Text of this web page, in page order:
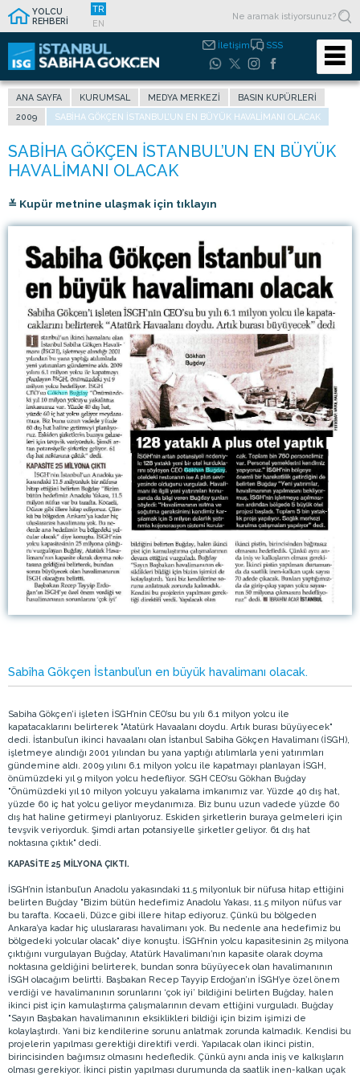
YOLCU
REHBERİ
TR
EN
İletişim SSS
ANA SAYFA KURUMSAL MEDYA MERKEZI
BASIN KUPÜRLERI
2009
SABIHA GÖKÇEN İSTANBUL’UN EN BÜYÜK HAVALIMANI OLACAK
≚ Kupür metnine ulaşmak için tıklayın
Sabîha Gökçen İstanbul’un en büyük havalimanı olacak.
Sabiha Gökçen’i işleten İSGH’nin CEO’su bu yılı 6.1 milyon yolcu ile
kapatacaklarını belirterek "Atatürk Havaalanı doydu. Artık burası büyüyecek"
dedi. İstanbul’un ikinci havaalanı olan İstanbul Sabiha Gökçen Havalimanı (İSGH),
işletmeye alındığı 2001 yılından bu yana yaptığı atılımlarla yeni yatırımları
gündemine aldı. 2009 yılını 6.1 milyon yolcu ile kapatmayı planlayan İSGH,
önümüzdeki yıl 9 milyon yolcu hedefliyor. SGH CEO’su Gökhan Buğday
"Önümüzdeki yıl 10 milyon yolcuyu yakalama imkanımız var. Yüzde 40 dış hat,
yüzde 60 iç hat yolcu geliyor meydanımıza. Biz bunu uzun vadede yüzde 60
dış hat haline getirmeyi planlıyoruz. Eskiden şirketlerin buraya gelmeleri için
tevşvik veriyorduk. Şimdi artan potansiyelle şirketler geliyor. 61 dış hat
noktasına çıktık" dedi.
KAPASİTE 25 MİLYONA ÇIKTI.
İSGH’nin İstanbul’un Anadolu yakasındaki 11.5 milyonluk bir nüfusa hitap ettiğini
belirten Buğday "Bizim bütün hedefimiz Anadolu Yakası, 11.5 milyon nüfus var
bu tarafta. Kocaeli, Düzce gibi illere hitap ediyoruz. Çünkü bu bölgeden
Ankara’ya kadar hiç uluslararası havalimanı yok. Bu nedenle ana hedefimiz bu
bölgedeki yolcular olacak" diye konuştu. İSGH’nin yolcu kapasitesinin 25 milyona
çıktığını vurgulayan Buğday, Atatürk Havalimanı’nın kapasite olarak doyma
noktasına geldiğini belirterek, bundan sonra büyüyecek olan havalimanının
İSGH olacağım belirtti. Başbakan Recep Tayyip Erdoğan’ın İSGH’ye özel önem
verdiği ve havalimanının sorunlarını ‘çok iyi’ bildiğini belirten Buğday, halen
ikinci pist için kamulaştırma çalışmalarının devam ettiğini vurguladı. Buğday
"Sayın Başbakan havalimanının eksiklikleri bildiği için bizim işimizi de
kolaylaştırdı. Yani biz kendilerine sorunu anlatmak zorunda kalmadık. Kendisi bu
projelerin yapılması gerektiği direktifi verdi. Yapılacak olan ikinci pistin,
birincisinden bağımsız olmasını hedefledik. Çünkü aynı anda iniş ve kalkışların
olması gerekiyor. İkinci pistin yapılması durumunda da saatlik inen-kalkan uçak